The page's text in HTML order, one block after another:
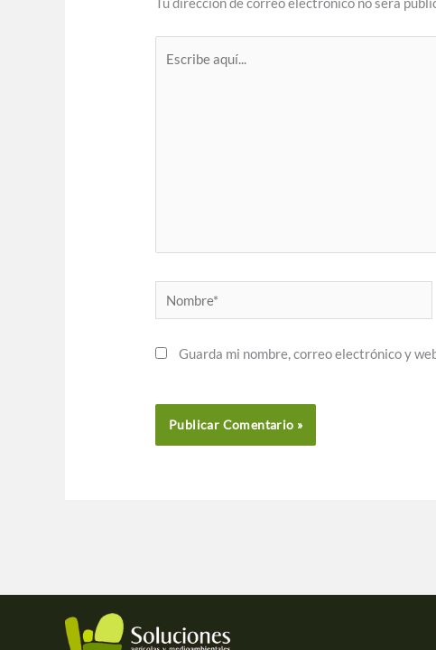
Nombre*
Guarda mi nombre, correo electrónico y